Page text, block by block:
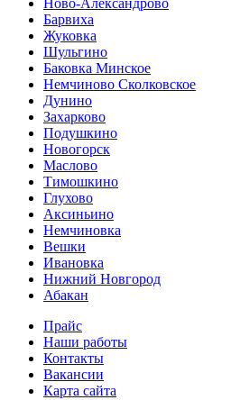
Ново-Александрово
Барвиха
Жуковка
Шульгино
Баковка Минское
Немчиново Сколковское
Дунино
Захарково
Подушкино
Новогорск
Маслово
Тимошкино
Глухово
Аксиньино
Немчиновка
Вешки
Ивановка
Нижний Новгород
Абакан
Прайс
Наши работы
Контакты
Вакансии
Карта сайта